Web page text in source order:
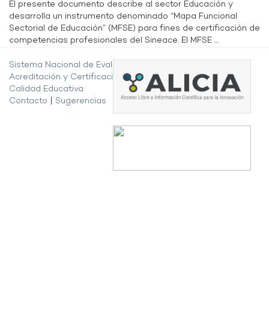
El presente documento describe al sector Educación y
desarrolla un instrumento denominado “Mapa Funcional
Sectorial de Educación” (MFSE) para fines de certificación de
competencias profesionales del Sineace. El MFSE ...
Sistema Nacional de Evaluación,
Acreditación y Certificación de la
Calidad Educativa
Contacto
Sugerencias